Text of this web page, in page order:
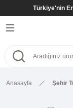
Türkiye'nin
Anasayfa Şehir